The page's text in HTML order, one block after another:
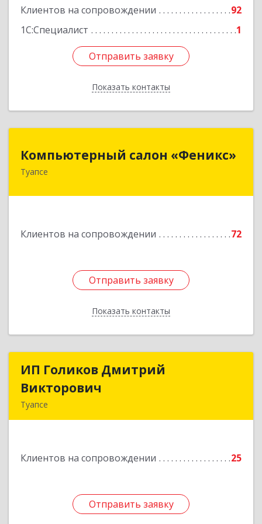
Клиентов на сопровождении
92
1С:Специалист
1
Отправить заявку
Показать контакты
Отправить заявку
Назад
Компьютерный салон «Феникс»
Туапсе
Клиентов на сопровождении 72
Отправить заявку
Показать контакты
Компьютерный салон «Феникс»
352800, Краснодарский край, Туапсинский р-н,
Отправить заявку
Назад
ИП Голиков Дмитрий
Викторович
Туапсе
Клиентов на сопровождении 25
Отправить заявку
ИП Голиков Дмитрий
Подробнее
Отправить заявку